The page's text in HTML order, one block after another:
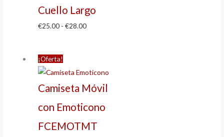
Cuello Largo
€25.00 - €28.00
¡Oferta!
Camiseta Móvil
con Emoticono
FCEMOTMT